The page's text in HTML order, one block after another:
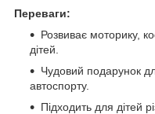
Переваги:
Розвиває моторику,
дітей.
Чудовий подарунок
автоспорту.
Підходить для дітей